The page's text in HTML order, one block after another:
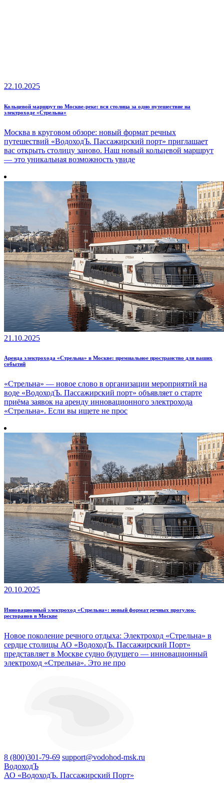
22.10.2025
Кольцевой маршрут по Москве-реке: вся столица за одно путешествие на
электроходе «Стрельна»
Москва в круговом обзоре: новый формат речных
путешествий «ВодоходЪ. Пассажирский порт» приглашает
вас открыть столицу заново. Наш новый кольцевой маршрут
— это уникальная возможность увиде
21.10.2025
Аренда электрохода «Стрельна» в Москве: премиальное пространство для ваших
событий
«Стрельна» — новое слово в организации мероприятий на
воде «ВодоходЪ. Пассажирский порт» объявляет о старте
приёма заявок на аренду инновационного электрохода
«Стрельна». Если вы ищете не прос
20.10.2025
Инновационный электроход «Стрельна»: новый формат речных прогулок-
ресторанов в Москве
Новое поколение речного отдыха: Электроход «Стрельна» в
сердце столицы АО «ВодоходЪ. Пассажирский Порт»
представляет в Москве судно будущего — инновационный
электроход «Стрельна». Это не про
8 (800)301-79-69 support@vodohod-msk.ru
ВодоходЪ
АО «ВодоходЪ. Пассажирский Порт»